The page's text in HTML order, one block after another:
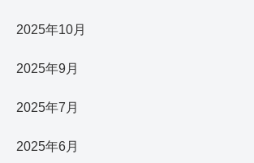
2025年10月
2025年9月
2025年7月
2025年6月